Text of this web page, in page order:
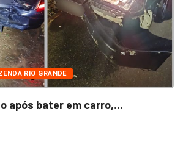
RIO GRANDE
após bater em carro,...